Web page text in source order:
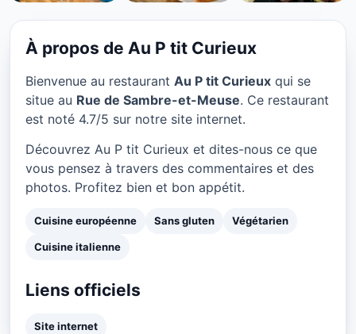
Au P tit Curieux à Paris
★ 4.7/5
À propos de Au P tit Curieux
Bienvenue au restaurant Au P tit Curieux qui se
situe au Rue de Sambre-et-Meuse. Ce restaurant
est noté 4.7/5 sur notre site internet.
Découvrez Au P tit Curieux et dites-nous ce que
vous pensez à travers des commentaires et des
photos. Profitez bien et bon appétit.
Cuisine européenne Sans gluten Végétarien
Cuisine italienne
Liens officiels
Site internet